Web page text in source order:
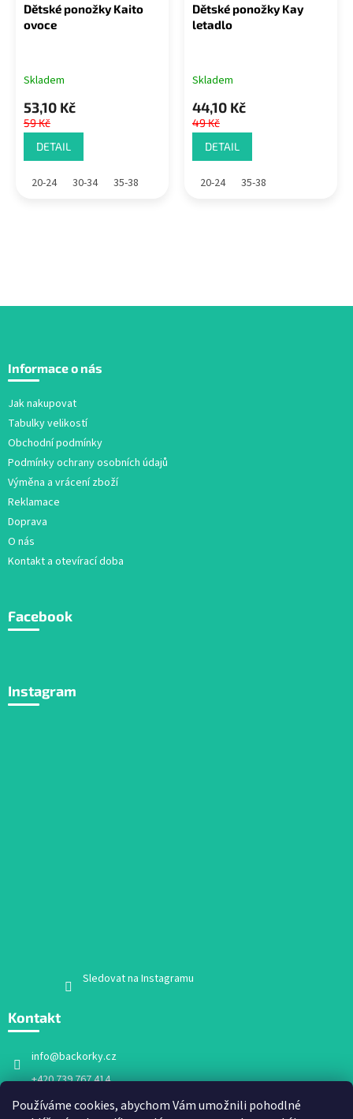
Používáme cookies, abychom Vám umožnili pohodlné
Dětské ponožky Kaito
ovoce
Skladem
53,10 Kč
59 Kč
DETAIL
20-24 30-34 35-38
Dětské ponožky Kay
letadlo
Skladem
44,10 Kč
49 Kč
DETAIL
20-24 35-38
p
Informace o nás
Jak nakupovat
Tabulky velikostí
Obchodní podmínky
Podmínky ochrany osobních údajů
Výměna a vrácení zboží
Reklamace
Doprava
O nás
Kontakt a otevírací doba
Facebook
Instagram
Sledovat na Instagramu
Kontakt
info@backorky.cz
+420 739 767 414
Facebook